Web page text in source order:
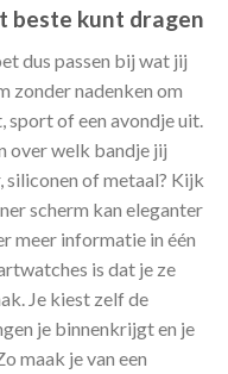
beste kunt dragen
dus passen bij wat jij
zonder nadenken om
sport of een avondje uit.
over welk bandje jij
of metaal? Kijk
scherm kan eleganter
meer informatie in één
is dat je ze
Je kiest zelf de
je binnenkrijgt en je
maak je van een